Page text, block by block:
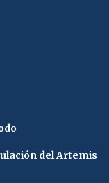
del Artemis